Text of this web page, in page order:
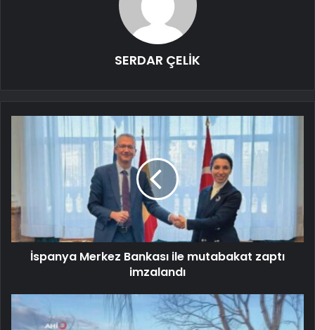
SERDAR ÇELİK
İspanya Merkez Bankası ile mutabakat zaptı
imzalandı